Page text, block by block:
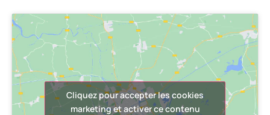
Cliquez pour accepter les cookies
marketing et activer ce contenu